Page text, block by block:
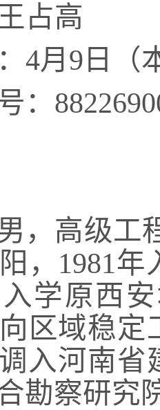
占高
4月9日（
：
，高级工
， 1981年
学原西
区域稳
入河南省
勘察研究